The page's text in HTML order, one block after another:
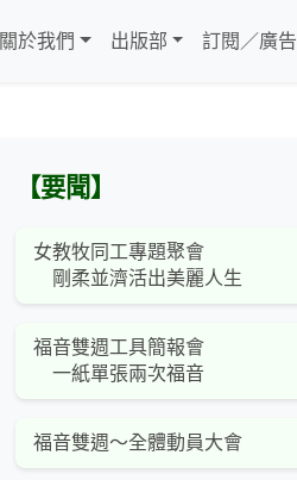
關於我們 出版部 訂閱／廣告
【要聞】
女教牧同工專題聚會
剛柔並濟活出美麗人生
福音雙週工具簡報會
一紙單張兩次福音
福音雙週～全體動員大會